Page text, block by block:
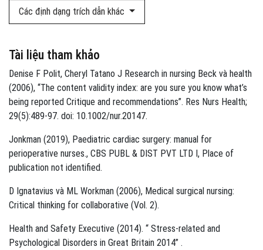
Các định dạng trích dẫn khác
Tài liệu tham khảo
Denise F Polit, Cheryl Tatano J Research in nursing Beck và health
(2006), “The content validity index: are you sure you know what’s
being reported Critique and recommendations”. Res Nurs Health;
29(5):489-97. doi: 10.1002/nur.20147.
Jonkman (2019), Paediatric cardiac surgery: manual for
perioperative nurses., CBS PUBL & DIST PVT LTD I, Place of
publication not identified.
D Ignatavius và ML Workman (2006), Medical surgical nursing:
Critical thinking for collaborative (Vol. 2).
Health and Safety Executive (2014). “ Stress-related and
Psychological Disorders in Great Britain 2014” .